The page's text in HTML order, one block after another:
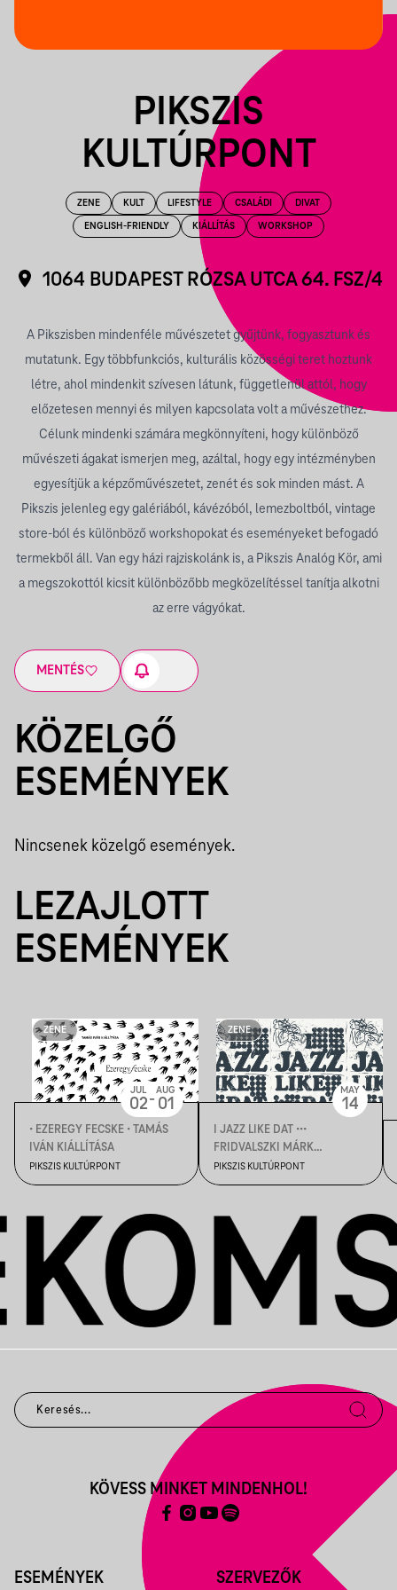
PIKSZIS
KULTÚRPONT
ZENE KULT LIFESTYLE CSALÁDI DIVAT
ENGLISH-FRIENDLY KIÁLLÍTÁS WORKSHOP
1064 BUDAPEST RÓZSA UTCA 64. FSZ/4
A Pikszisben mindenféle művészetet gyűjtünk, fogyasztunk és
mutatunk. Egy többfunkciós, kulturális közösségi teret hoztunk
létre, ahol mindenkit szívesen látunk, függetlenül attól, hogy
előzetesen mennyi és milyen kapcsolata volt a művészethez.
Célunk mindenki számára megkönnyíteni, hogy különböző
művészeti ágakat ismerjen meg, azáltal, hogy egy intézményben
egyesítjük a képzőművészetet, zenét és sok minden mást. A
Pikszis jelenleg egy galériából, kávézóból, lemezboltból, vintage
store-ból és különböző workshopokat és eseményeket befogadó
termekből áll. Van egy házi rajziskolánk is, a Pikszis Analóg Kör, ami
a megszokottól kicsit különbözőbb megközelítéssel tanítja alkotni
az erre vágyókat.
MENTÉS
KÖZELGŐ
ESEMÉNYEK
Nincsenek közelgő események.
LEZAJLOTT
ESEMÉNYEK
ZENE
• EZEREGY FECSKE • TAMÁS
IVÁN KIÁLLÍTÁSA
PIKSZIS KULTÚRPONT
JUL
02-AUG
01
ZENE
I JAZZ LIKE DAT •••
FRIDVALSZKI MÁRK
KIÁLLÍTÁSA
PIKSZIS KULTÚRPONT
MAY
14
ESEMÉNYEK SZERVEZŐK
KÖVESS MINKET MINDENHOL!